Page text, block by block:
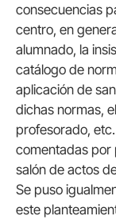
consecuencias
centro, en
alumnado, la
catálogo de
aplicación de
dichas normas,
profesorado,
comentadas por
salón de actos
Se puso
este